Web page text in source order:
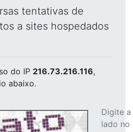
tentativas de
a sites hospedados
do IP 216.73.216.116,
abaixo.
Digite
lado no